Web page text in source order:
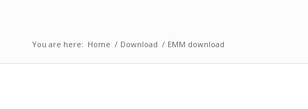
You are here: Home / Download / EMM download